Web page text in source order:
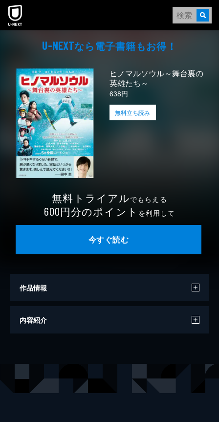
本文へスキップ
U-NEXTなら電⼦書籍もお得！
ヒノマルソウル～舞台裏の
英雄たち～
638円
無料立ち読み
無料トライアルでもらえる
600円分のポイント を利用して
今すぐ読む
作品情報
著者
レーベル 小学館文庫
内容紹介